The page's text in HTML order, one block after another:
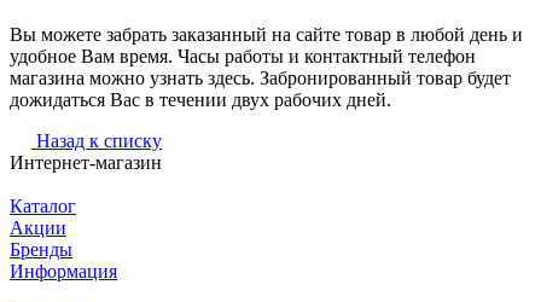
Вы можете забрать заказанный на сайте товар в любой день и
удобное Вам время. Часы работы и контактный телефон
магазина можно узнать здесь. Забронированный товар будет
дожидаться Вас в течении двух рабочих дней.
Назад к списку
Интернет-магазин
Каталог
Акции
Бренды
Информация